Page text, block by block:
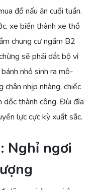
đồ nấu ăn cuối tuần.
xe biến thành xe thồ
chung cư ngầm B2
sẽ phải dắt bộ vì
nhỏ sinh ra mô-
nhịp nhàng, chiếc
thành công. Đùi đĩa
lực cực kỳ xuất sắc.
Nghỉ ngơi